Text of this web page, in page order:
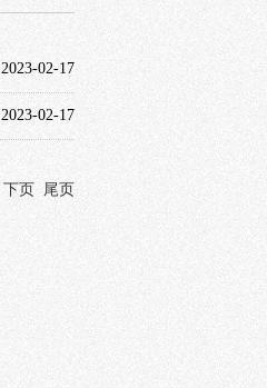
2023-02-17
2023-02-17
下页 尾页